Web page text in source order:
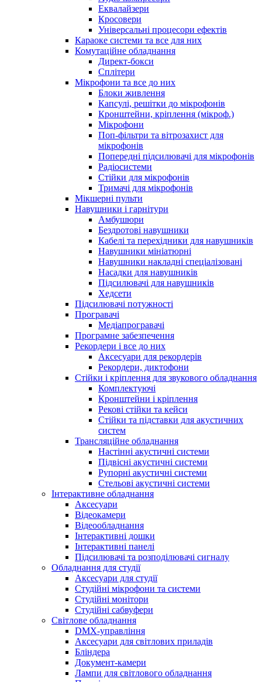
Еквалайзери
Кросовери
Універсальні процесори ефектів
Караоке системи та все для них
Комутаційне обладнання
Директ-бокси
Сплітери
Мікрофони та все до них
Блоки живлення
Капсулі, решітки до мікрофонів
Кронштейни, кріплення (мікроф.)
Мікрофони
Поп-фільтри та вітрозахист для
мікрофонів
Попередні підсилювачі для мікрофонів
Радіосистеми
Стійки для мікрофонів
Тримачі для мікрофонів
Мікшерні пульти
Навушники і гарнітури
Амбушюри
Бездротові навушники
Кабелі та перехідники для навушників
Навушники мініатюрні
Навушники накладні спеціалізовані
Насадки для навушників
Підсилювачі для навушників
Хедсети
Підсилювачі потужності
Програвачі
Медіапрогравачі
Програмне забезпечення
Рекордери і все до них
Аксесуари для рекордерів
Рекордери, диктофони
Стійки і кріплення для звукового обладнання
Комплектуючі
Кронштейни і кріплення
Рекові стійки та кейси
Стійки та підставки для акустичних
систем
Трансляційне обладнання
Настінні акустичні системи
Підвісні акустичні системи
Рупорні акустичні системи
Стельові акустичні системи
Інтерактивне обладнання
Аксесуари
Відеокамери
Відеообладнання
Інтерактивні дошки
Інтерактивні панелі
Підсилювачі та розподілювачі сигналу
Обладнання для студії
Аксесуари для студії
Студійні мікрофони та системи
Студійні монітори
Студійні сабвуфери
Світлове обладнання
DMX-управління
Аксесуари для світлових приладів
Бліндера
Документ-камери
Лампи для світлового обладнання